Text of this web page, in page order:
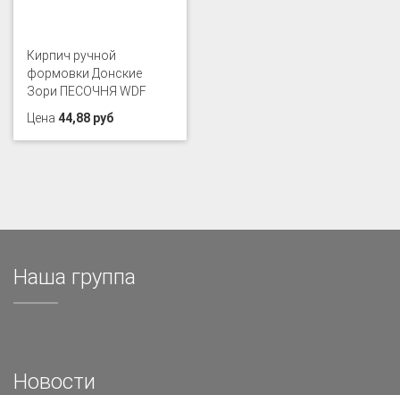
Кирпич ручной
формовки Донские
Зори ПЕСОЧНЯ WDF
Цена 44,88 руб
Наша группа
Новости